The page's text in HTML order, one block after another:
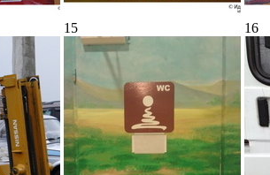
15 16